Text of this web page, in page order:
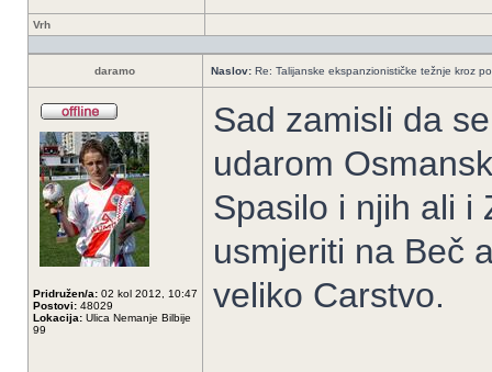
Vrh
daramo Naslov: Re: Talijanske ekspanzionističke težnje kroz
Pridružen/a: 02 kol 2012, 10:47
Postovi: 48029
Lokacija: Ulica Nemanje Bilbije
99
Sad zamisli da
udarom
Spasilo i njih ali i
usmjeriti na Beč
veliko Carstvo.